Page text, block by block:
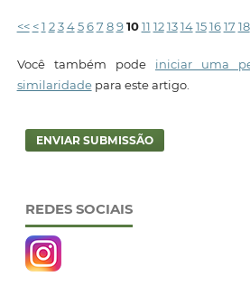
<< < 1 2 3 4 5 6 7 8 9 10 11 12 13 14 15 16 17 18
Você também pode iniciar uma
similaridadepara este artigo.
ENVIAR SUBMISSÃO
REDES SOCIAIS